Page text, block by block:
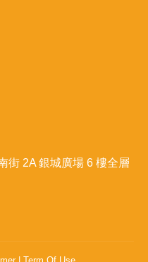
街 2A 銀城廣場 6 樓全層